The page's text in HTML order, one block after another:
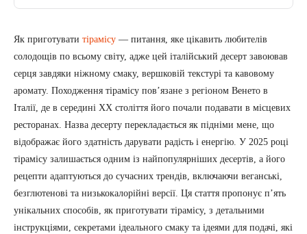
Як приготувати тірамісу — питання, яке цікавить любителів
солодощів по всьому світу, адже цей італійський десерт завоював
серця завдяки ніжному смаку, вершковій текстурі та кавовому
аромату. Походження тірамісу пов’язане з регіоном Венето в
Італії, де в середині XX століття його почали подавати в місцевих
ресторанах. Назва десерту перекладається як підніми мене, що
відображає його здатність дарувати радість і енергію. У 2025 році
тірамісу залишається одним із найпопулярніших десертів, а його
рецепти адаптуються до сучасних трендів, включаючи веганські,
безглютенові та низькокалорійні версії. Ця стаття пропонує п’ять
унікальних способів, як приготувати тірамісу, з детальними
інструкціями, секретами ідеального смаку та ідеями для подачі, які